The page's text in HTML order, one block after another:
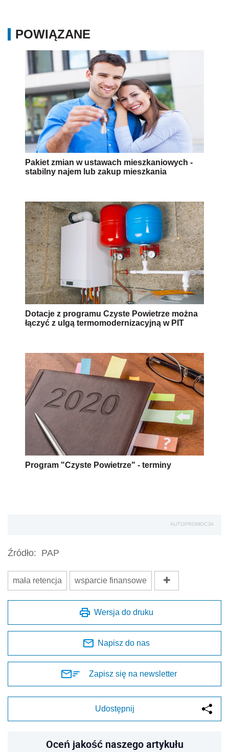
POWIĄZANE
Pakiet zmian w ustawach mieszkaniowych -
stabilny najem lub zakup mieszkania
Dotacje z programu Czyste Powietrze można
łączyć z ulgą termomodernizacyjną w PIT
Program "Czyste Powietrze" - terminy
AUTOPROMOCJA
Źródło: PAP
mała retencja wsparcie finansowe
Wersja do druku
Napisz do nas
Zapisz się na newsletter
Udostępnij
Oceń jakość naszego artykułu